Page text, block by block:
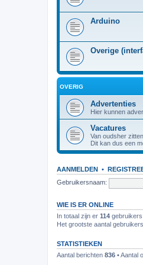
Arduino
Overige
OVERIG
Advertenties
Hier kunnen
Vacatures
Van oudsher
Dit kan dus een
AANMELDEN •
Gebruikersnaam:
WIE IS ER ONLINE
In totaal zijn er 114
Het grootste aantal
STATISTIEKEN
Aantal berichten 836 • Aantal